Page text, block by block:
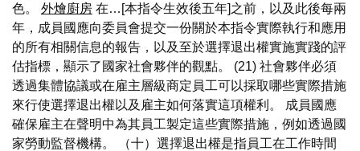
色。 外燴廚房 在…[本指令生效後五年]之前，以及此後每兩
年，成員國應向委員會提交一份關於本指令實際執行和應用
的所有相關信息的報告，以及至於選擇退出權實施實踐的評
估指標，顯示了國家社會夥伴的觀點。 (21) 社會夥伴必須
透過集體協議或在雇主層級商定員工可以採取哪些實際措施
來行使選擇退出權以及雇主如何落實這項權利。 成員國應
確保雇主在聲明中為其員工製定這些實際措施，例如透過國
家勞動監督機構。 （十）選擇退出權是指員工在工作時間